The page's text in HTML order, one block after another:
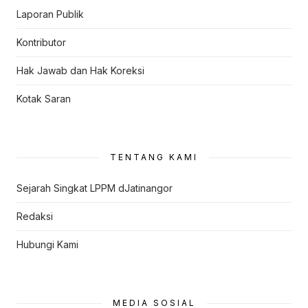
Laporan Publik
Kontributor
Hak Jawab dan Hak Koreksi
Kotak Saran
TENTANG KAMI
Sejarah Singkat LPPM dJatinangor
Redaksi
Hubungi Kami
MEDIA SOSIAL